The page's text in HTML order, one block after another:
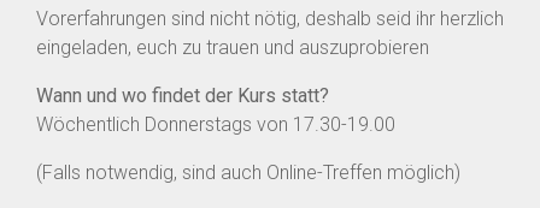
Vorerfahrungen sind nicht nötig, deshalb seid ihr herzlich
eingeladen, euch zu trauen und auszuprobieren
Wann und wo findet der Kurs statt?
Wöchentlich Donnerstags von 17.30-19.00
(Falls notwendig, sind auch Online-Treffen möglich)